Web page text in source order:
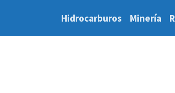
Hidrocarburos Minería